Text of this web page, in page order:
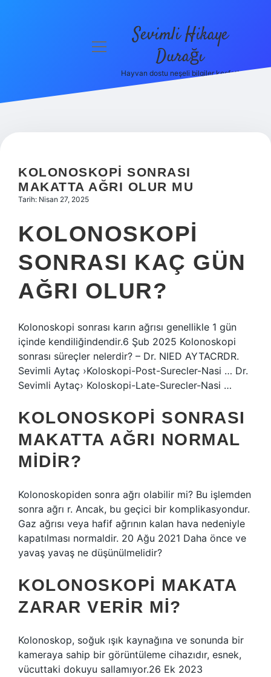
Hakkımızda
menüyü
Sevimli Hikaye
Durağı
Hayvan dostu neşeli bilgiler keşfet!
KOLONOSKOPI SONRASI
MAKATTA AĞRI OLUR MU
Tarih: Nisan 27, 2025
KOLONOSKOPI
SONRASI KAÇ GÜN
AĞRI OLUR?
Kolonoskopi sonrası karın ağrısı genellikle 1 gün
içinde kendiliğindendir.6 Şub 2025 Kolonoskopi
sonrası süreçler nelerdir? – Dr. NIED AYTACRDR.
Sevimli Aytaç ›Koloskopi-Post-Surecler-Nasi … Dr.
Sevimli Aytaç› Koloskopi-Late-Surecler-Nasi …
KOLONOSKOPI SONRASI
MAKATTA AĞRI NORMAL
MIDIR?
Kolonoskopiden sonra ağrı olabilir mi? Bu işlemden
sonra ağrı r. Ancak, bu geçici bir komplikasyondur.
Gaz ağrısı veya hafif ağrının kalan hava nedeniyle
kapatılması normaldir. 20 Ağu 2021 Daha önce ve
yavaş yavaş ne düşünülmelidir?
KOLONOSKOPI MAKATA
ZARAR VERIR MI?
Kolonoskop, soğuk ışık kaynağına ve sonunda bir
kameraya sahip bir görüntüleme cihazıdır, esnek,
vücuttaki dokuyu sallamıyor.26 Ek 2023